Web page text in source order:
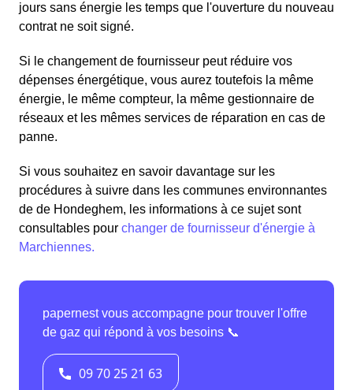
jours sans énergie les temps que l'ouverture du nouveau
contrat ne soit signé.
Si le changement de fournisseur peut réduire vos
dépenses énergétique, vous aurez toutefois la même
énergie, le même compteur, la même gestionnaire de
réseaux et les mêmes services de réparation en cas de
panne.
Si vous souhaitez en savoir davantage sur les
procédures à suivre dans les communes environnantes
de de Hondeghem, les informations à ce sujet sont
consultables pour changer de fournisseur d'énergie à
Marchiennes.